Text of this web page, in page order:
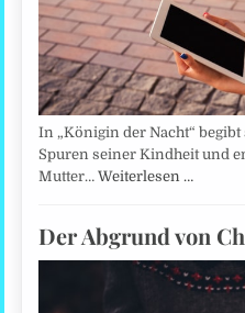
In „Königin der Nacht“
Spuren seiner Kindheit und
Mutter…Weiterlesen …
Der Abgrund von